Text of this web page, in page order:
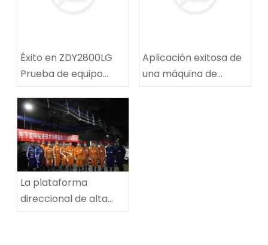
Éxito en ZDY2800LG
Prueba de equipo
técnico de
perforación espiral de
alta velocidad
Aplicación exitosa de
una máquina de
reparación de rutas
La plataforma
direccional de alta
potencia establece